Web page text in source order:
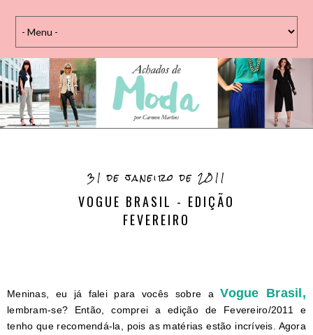
31 de janeiro de 2011
VOGUE BRASIL - EDIÇÃO
FEVEREIRO
Meninas, eu já falei para vocês sobre aVogue Brasil,
lembram-se? Então, comprei a edição de Fevereiro/2011 e
tenho que recomendá-la, pois as matérias estão incríveis. Agora